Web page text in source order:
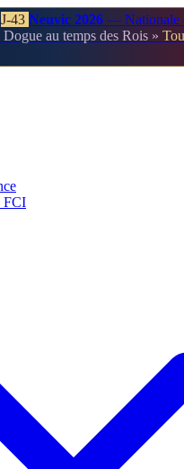
J-43 Neuvic 2026 — Nationale
Dogue au temps des Rois »
FCI